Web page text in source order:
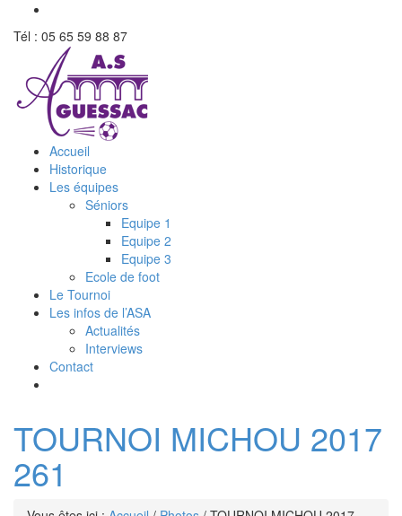
Tél : 05 65 59 88 87
Accueil
Historique
Les équipes
Séniors
Equipe 1
Equipe 2
Equipe 3
Ecole de foot
Le Tournoi
Les infos de l’ASA
Actualités
Interviews
Contact
TOURNOI MICHOU 2017
261